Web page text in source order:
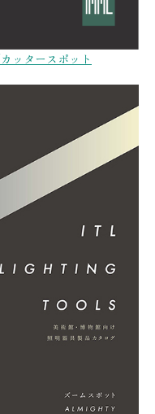
ッタースポット